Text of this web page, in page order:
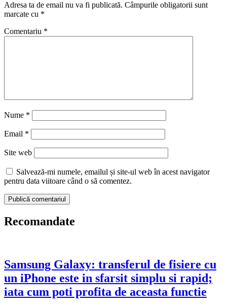
Adresa ta de email nu va fi publicată. Câmpurile obligatorii sunt
marcate cu *
Comentariu *
Nume *
Email *
Site web
Salvează-mi numele, emailul și site-ul web în acest navigator
pentru data viitoare când o să comentez.
Recomandate
Samsung Galaxy: transferul de fisiere cu
un iPhone este in sfarsit simplu si rapid;
iata cum poti profita de aceasta functie